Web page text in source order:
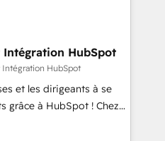
in HubSpot.
provide expertise to
fully
with an experienced
companies in
SaaS and
a customized
including a
Intégration HubSpot
Intégration HubSpot
et les dirigeants à se
grâce à HubSpot ! Chez
conviction que la